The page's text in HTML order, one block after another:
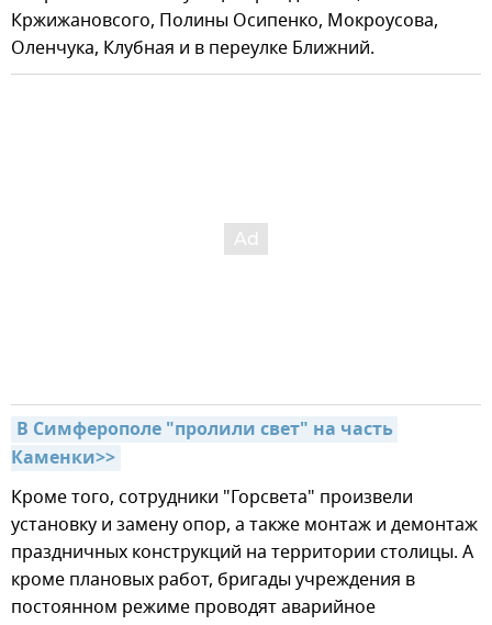
Кржижановсого, Полины Осипенко, Мокроусова,
Оленчука, Клубная и в переулке Ближний.
В Симферополе "пролили свет" на часть
Каменки>>
Кроме того, сотрудники "Горсвета" произвели
установку и замену опор, а также монтаж и демонтаж
праздничных конструкций на территории столицы. А
кроме плановых работ, бригады учреждения в
постоянном режиме проводят аварийное